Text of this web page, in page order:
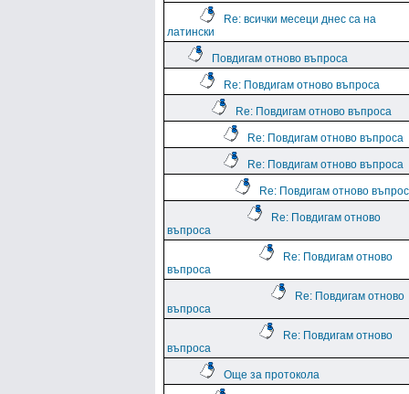
Re: всички месеци днес са на
латински
Повдигам отново въпроса
Re: Повдигам отново въпроса
Re: Повдигам отново въпроса
Re: Повдигам отново въпроса
Re: Повдигам отново въпроса
Re: Повдигам отново
Re: Повдигам отново
въпроса
Re: Повдигам отново
въпроса
Re: Повдигам отново
въпроса
Re: Повдигам отново
въпроса
Още за протокола